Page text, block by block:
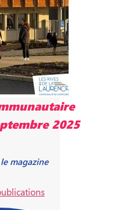
mai 2025
le magazine